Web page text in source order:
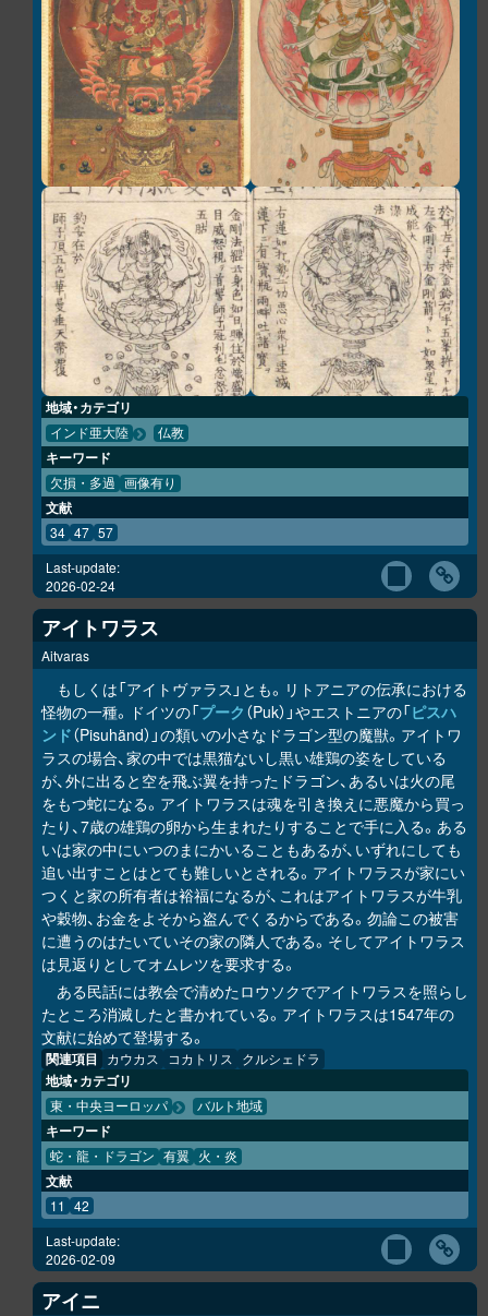
地域・カテゴリ
インド亜大陸 仏教
キーワード
欠損・多過 画像有り
文献
34 47 57
Last-update:
2026-02-24
アイトワラス
Aitvaras
もしくは「アイトヴァラス」とも。リトアニアの伝承における
怪物の一種。ドイツの「プーク （Puk）」やエストニアの「ピスハ
ンド（Pisuhänd）」の類いの小さなドラゴン型の魔獣。アイトワ
ラスの場合、家の中では黒猫ないし黒い雄鶏の姿をしている
が、外に出ると空を飛ぶ翼を持ったドラゴン、あるいは火の尾
をもつ蛇になる。アイトワラスは魂を引き換えに悪魔から買っ
たり、7歳の雄鶏の卵から生まれたりすることで手に入る。ある
いは家の中にいつのまにかいることもあるが、いずれにしても
追い出すことはとても難しいとされる。アイトワラスが家にい
つくと家の所有者は裕福になるが、これはアイトワラスが牛乳
や穀物、お金をよそから盗んでくるからである。勿論この被害
に遭うのはたいていその家の隣人である。そしてアイトワラス
は見返りとしてオムレツを要求する。
ある民話には教会で清めたロウソクでアイトワラスを照らし
たところ消滅したと書かれている。アイトワラスは1547年の
文献に始めて登場する。
関連項目 カウカス コカトリス クルシェドラ
地域・カテゴリ
東・中央ヨーロッパ バルト地域
キーワード
蛇・龍・ドラゴン 有翼 火・炎
文献
11 42
Last-update:
2026-02-09
アイニ